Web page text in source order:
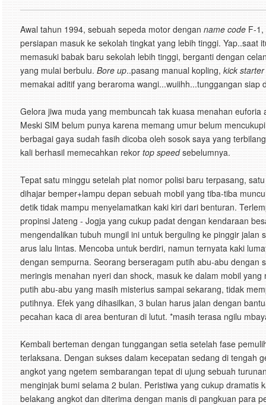
Awal tahun 1994, sebuah sepeda motor dengan name code F-
persiapan masuk ke sekolah tingkat yang lebih tinggi. Yap..saat
memasuki babak baru sekolah lebih tinggi, berganti dengan
yang mulai berbulu. Bore up..pasang manual kopling, kick starter
memakai aditif yang beraroma wangi...wuiihh...tunggangan siap
Gelora jiwa muda yang membuncah tak kuasa menahan
Meski SIM belum punya karena memang umur belum
berbagai gaya sudah fasih dicoba oleh sosok saya yang
kali berhasil memecahkan rekor top speedsebelumnya.
Tepat satu minggu setelah plat nomor polisi baru terpasang,
dihajar bemper+lampu depan sebuah mobil yang tiba-tiba
detik tidak mampu menyelamatkan kaki kiri dari benturan.
propinsi Jateng - Jogja yang cukup padat dengan kendaraan
mengendalikan tubuh mungil ini untuk berguling ke pinggir jalan
arus lalu lintas. Mencoba untuk berdiri, namun ternyata kaki
dengan sempurna. Seorang berseragam putih abu-abu dengan
meringis menahan nyeri dan shock, masuk ke dalam mobil
putih abu-abu yang masih misterius sampai sekarang, tidak
putihnya. Efek yang dihasilkan, 3 bulan harus jalan dengan
pecahan kaca di area benturan di lutut. *masih terasa ngilu
Kembali berteman dengan tunggangan setia setelah fase
terlaksana. Dengan sukses dalam kecepatan sedang di tengah
angkot yang ngetem sembarangan tepat di ujung sebuah
menginjak bumi selama 2 bulan. Peristiwa yang cukup dramatis
belakang angkot dan diterima dengan manis di pangkuan para